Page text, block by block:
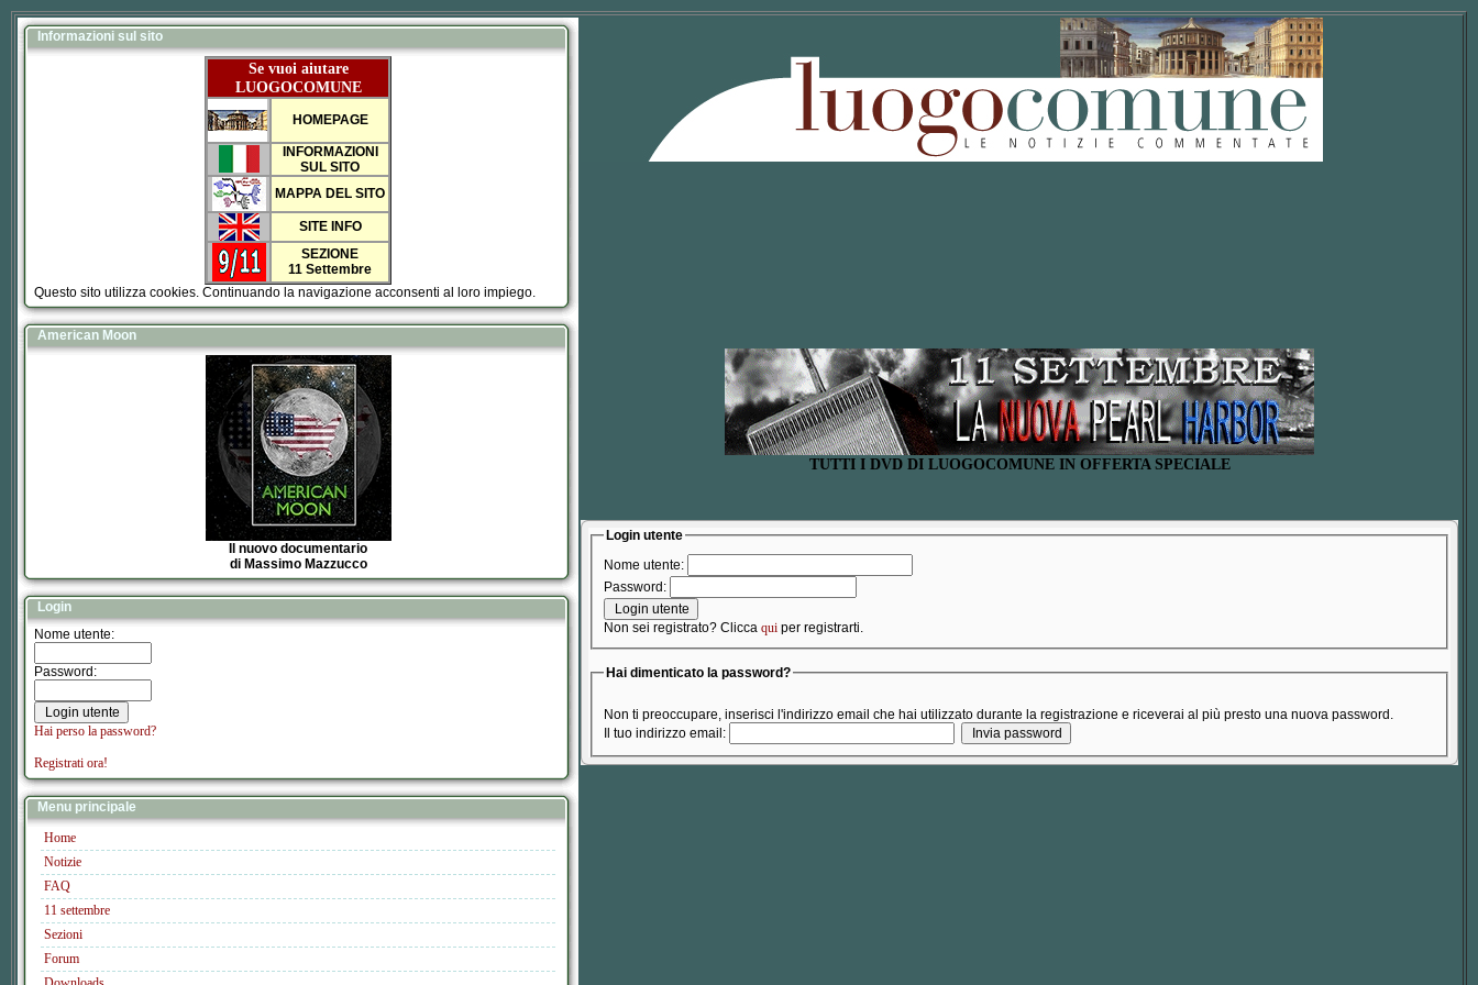
Informazioni sul sito
Se vuoi aiutare
LUOGOCOMUNE
HOMEPAGE
INFORMAZIONI
SUL SITO
MAPPA DEL SITO
SITE INFO
SEZIONE
11 Settembre
Questo sito utilizza cookies. Continuando la navigazione acconsenti al loro impiego.
American Moon
Il nuovo documentario
di Massimo Mazzucco
Login
Nome utente:
Password:
Hai perso la password?
Registrati ora!
Menu principale
Home
Notizie
FAQ
11 settembre
Sezioni
Forum
TUTTI I DVD DI LUOGOCOMUNE IN OFFERTA SPECIALE
Login utente
Nome utente:
Password:
Non sei registrato? Clicca qui per registrarti.
Hai dimenticato la password?
Non ti preoccupare, inserisci l'indirizzo email che hai utilizzato durante la registrazione e riceverai al più presto una nuova password.
Il tuo indirizzo email: